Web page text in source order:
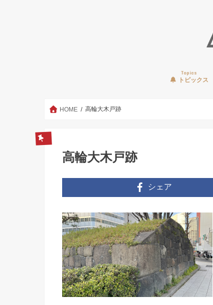
Topics
トピックス
HOME 高輪大木戸跡
高輪大木戸跡
シェア